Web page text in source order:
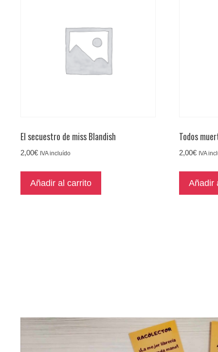
El secuestro de miss Blandish
2,00€ IVA incluído
Añadir al carrito
Todos
2,00€ IVA
Añadir